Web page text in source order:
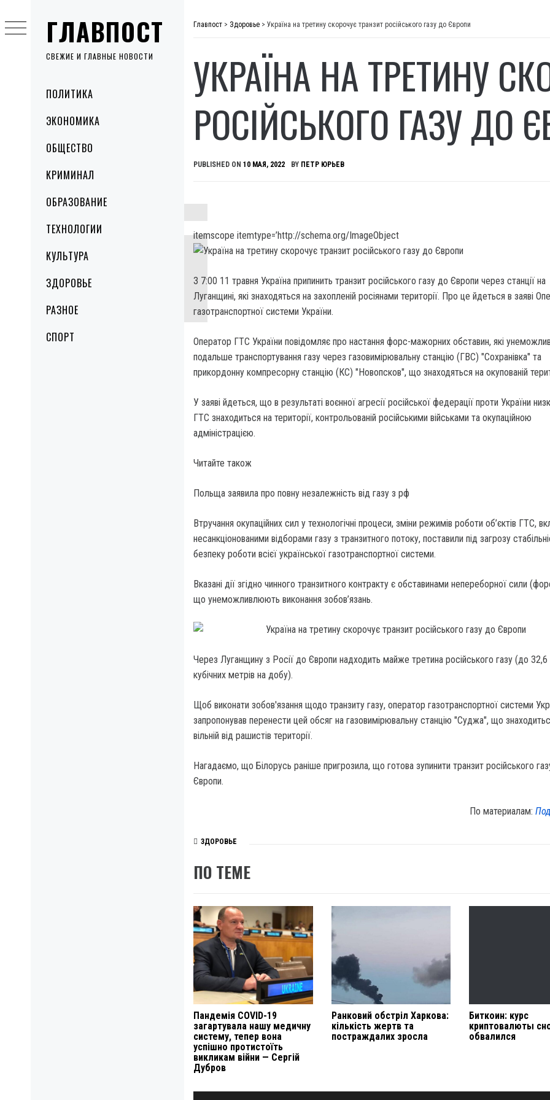
ГЛАВПОСТ
СВЕЖИЕ И ГЛАВНЫЕ НОВОСТИ
MenuПОЛИТИКА
ЭКОНОМИКА
ОБЩЕСТВО
КРИМИНАЛ
ОБРАЗОВАНИЕ
ТЕХНОЛОГИИ
КУЛЬТУРА
ЗДОРОВЬЕ
РАЗНОЕ
СПОРТ
to
content
Главпост > Здоровье > Україна на третину скорочує транзит російського газу до Європи
УКРАЇНА НА ТРЕТИНУ
РОСІЙСЬКОГО ГАЗУ ДО
PUBLISHED ON 10 МАЯ, 2022 BY ПЕТР ЮРЬЕВ
itemscope itemtype=’http://schema.org/ImageObject
З 7:00 11 травня Україна припинить транзит російського газу до Європи через станції на
Луганщині, які знаходяться на захопленій росіянами території. Про це йдеться в заяві
газотранспортної системи України.
Оператор ГТС України повідомляє про настання форс-мажорних обставин, які
подальше транспортування газу через газовимірювальну станцію (ГВС) "Сохранівка" та
прикордонну компресорну станцію (КС) "Новопсков", що знаходяться на окупованій
У заяві йдеться, що в результаті воєнної агресії російської федерації проти України
ГТС знаходиться на території, контрольованій російськими військами та окупаційною
адміністрацією.
Читайте також
Польща заявила про повну незалежність від газу з рф
Втручання окупаційних сил у технологічні процеси, зміни режимів роботи об’єктів ГТС,
несанкціонованими відборами газу з транзитного потоку, поставили під загрозу
безпеку роботи всієї української газотранспортної системи.
Вказані дії згідно чинного транзитного контракту є обставинами непереборної сили
що унеможливлюють виконання зобов’язань.
Через Луганщину з Росії до Європи надходить майже третина російського газу (до
кубічних метрів на добу).
Щоб виконати зобов'язання щодо транзиту газу, оператор газотранспортної системи
запропонував перенести цей обсяг на газовимірювальну станцію "Суджа", що
вільній від рашистів території.
Нагадаємо, що Білорусь раніше пригрозила, що готова зупинити транзит російського
Європи.
По материалам:
ЗДОРОВЬЕ
ПО ТЕМЕ
Пандемія COVID-19
загартувала нашу медичну
систему, тепер вона
успішно протистоїть
викликам війни — Сергій
Дубров
Ранковий обстріл Харкова:
кількість жертв та
постраждалих зросла
Биткоин: курс
криптовалюты
обвалился